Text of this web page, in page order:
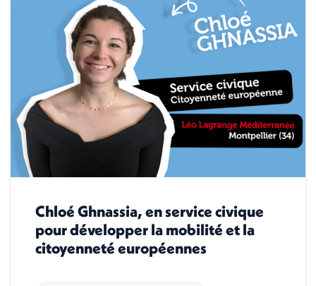
Chloé Ghnassia, en service civique
pour développer la mobilité et la
citoyenneté européennes